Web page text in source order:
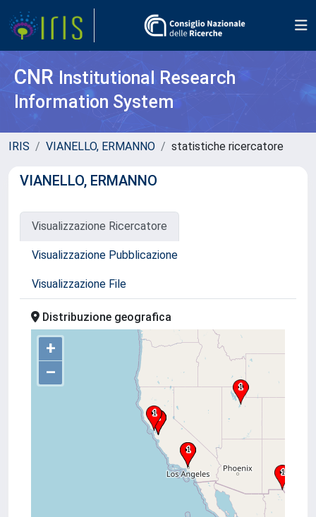
CNR Institutional Research
Information System
IRIS VIANELLO, ERMANNO statistiche ricercatore
VIANELLO, ERMANNO
Visualizzazione Ricercatore
Visualizzazione Pubblicazione
Visualizzazione File
Distribuzione geografica
+
–